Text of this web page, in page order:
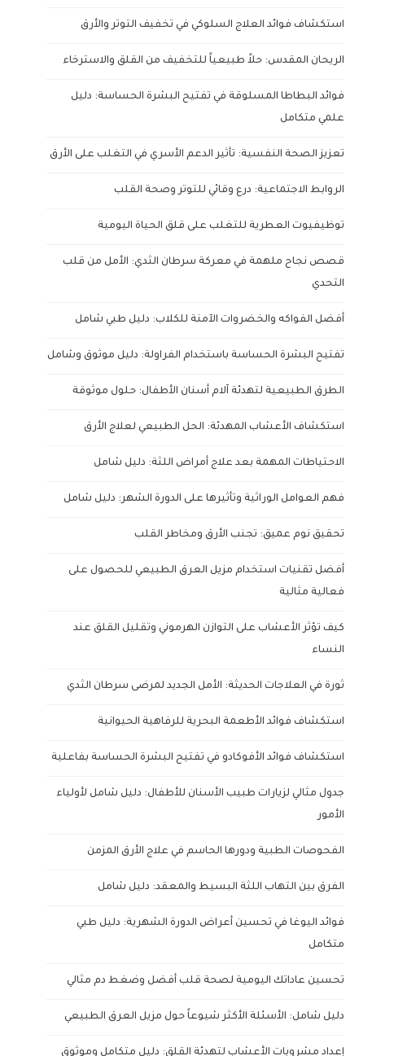
استكشاف فوائد العلاج السلوكي في تخفيف التوتر والأرق
الريحان المقدس: حلاً طبيعياً للتخفيف من القلق والاسترخاء
فوائد البطاطا المسلوقة في تفتيح البشرة الحساسة: دليل
علمي متكامل
تعزيز الصحة النفسية: تأثير الدعم الأسري في التغلب على الأرق
الروابط الاجتماعية: درع وقائي للتوتر وصحة القلب
توظيفيوت العطرية للتغلب على قلق الحياة اليومية
قصص نجاح ملهمة في معركة سرطان الثدي: الأمل من قلب
التحدي
أفضل الفواكه والخضروات الآمنة للكلاب: دليل طبي شامل
تفتيح البشرة الحساسة باستخدام الفراولة: دليل موثوق وشامل
الطرق الطبيعية لتهدئة آلام أسنان الأطفال: حلول موثوقة
استكشاف الأعشاب المهدئة: الحل الطبيعي لعلاج الأرق
الاحتياطات المهمة بعد علاج أمراض اللثة: دليل شامل
فهم العوامل الوراثية وتأثيرها على الدورة الشهر: دليل شامل
تحقيق نوم عميق: تجنب الأرق ومخاطر القلب
أفضل تقنيات استخدام مزيل العرق الطبيعي للحصول على
فعالية مثالية
كيف تؤثر الأعشاب على التوازن الهرموني وتقليل القلق عند
النساء
ثورة في العلاجات الحديثة: الأمل الجديد لمرضى سرطان الثدي
استكشاف فوائد الأطعمة البحرية للرفاهية الحيوانية
استكشاف فوائد الأفوكادو في تفتيح البشرة الحساسة بفاعلية
جدول مثالي لزيارات طبيب الأسنان للأطفال: دليل شامل لأولياء
الأمور
الفحوصات الطبية ودورها الحاسم في علاج الأرق المزمن
الفرق بين التهاب اللثة البسيط والمعقد: دليل شامل
فوائد اليوغا في تحسين أعراض الدورة الشهرية: دليل طبي
متكامل
تحسين عاداتك اليومية لصحة قلب أفضل وضغط دم مثالي
دليل شامل: الأسئلة الأكثر شيوعاً حول مزيل العرق الطبيعي
إعداد مشروبات الأعشاب لتهدئة القلق: دليل متكامل وموثوق